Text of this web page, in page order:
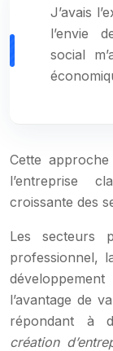
J’avais
l’envie
social
Cette
l’entreprise
croissante des
Les secteurs
professionnel,
l’avantage de
répondant à
création